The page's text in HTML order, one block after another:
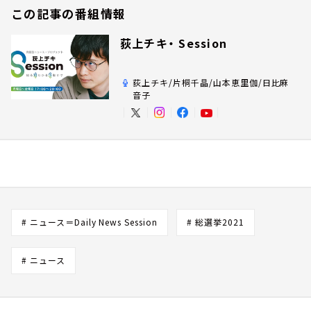
この記事の番組情報
荻上チキ・ Session
荻上チキ/片桐千晶/山本恵里伽/日比麻
音子
# ニュース＝Daily News Session # 総選挙2021
# ニュース